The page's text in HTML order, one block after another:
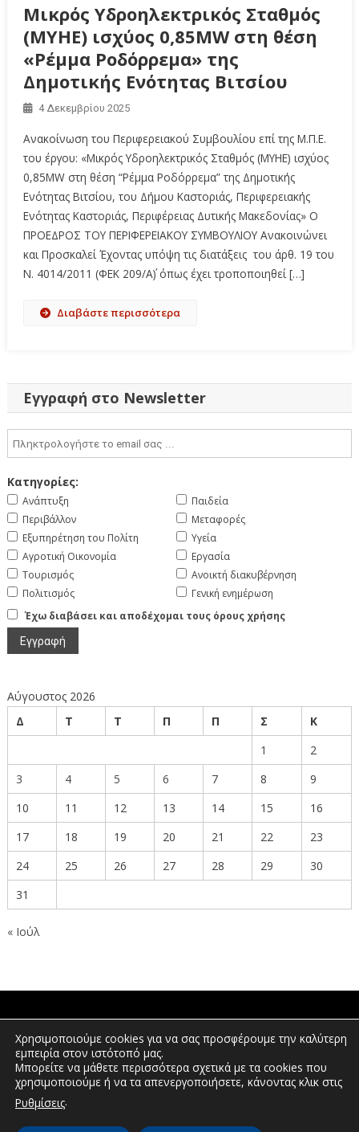
Μικρός Υδροηλεκτρικός Σταθμός
(ΜΥΗΕ) ισχύος 0,85ΜW στη θέση
«Ρέμμα Ροδόρρεμα» της
Δημοτικής Ενότητας Βιτσίου
4 Δεκεμβρίου 2025
Ανακοίνωση του Περιφερειακού Συμβουλίου επί της Μ.Π.Ε.
του έργου: «Μικρός Υδροηλεκτρικός Σταθμός (ΜΥΗΕ) ισχύος
0,85ΜW στη θέση “Ρέμμα Ροδόρρεμα” της Δημοτικής
Ενότητας Βιτσίου, του Δήμου Καστοριάς, Περιφερειακής
Ενότητας Καστοριάς, Περιφέρειας Δυτικής Μακεδονίας» Ο
ΠΡΟΕΔΡΟΣ ΤΟΥ ΠΕΡΙΦΕΡΕΙΑΚΟΥ ΣΥΜΒΟΥΛΙΟΥ Ανακοινώνει
και Προσκαλεί Έχοντας υπόψη τις διατάξεις του άρθ. 19 του
Ν. 4014/2011 (ΦΕΚ 209/Α΄) όπως έχει τροποποιηθεί […]
Διαβάστε περισσότερα
Εγγραφή στο Newsletter
Κατηγορίες:
Ανάπτυξη
Περιβάλλον
Εξυπηρέτηση του Πολίτη
Αγροτική Οικονομία
Τουρισμός
Πολιτισμός
Παιδεία
Μεταφορές
Υγεία
Εργασία
Ανοικτή διακυβέρνηση
Γενική ενημέρωση
Έχω διαβάσει και αποδέχομαι τους όρους χρήσης
Αύγουστος 2026
Δ
Τ Τ Π Π Σ
Κ
1
2
3
4 5 6 7 8
9
10
11 12 13 14 15
16
17
18 19 20 21 22
23
24
25 26 27 28 29
30
31
« Ιούλ
ΠΟΛΙΤΕΣ
ΕΠΕΝΔΥΤΕΣ
Χρησιμοποιούμε cookies για να σας προσφέρουμε την καλύτερη
εμπειρία στον ιστότοπό μας.
Μπορείτε να μάθετε περισσότερα σχετικά με τα cookies που
χρησιμοποιούμε ή να τα απενεργοποιήσετε, κάνοντας κλικ στις
Ρυθμίσεις.